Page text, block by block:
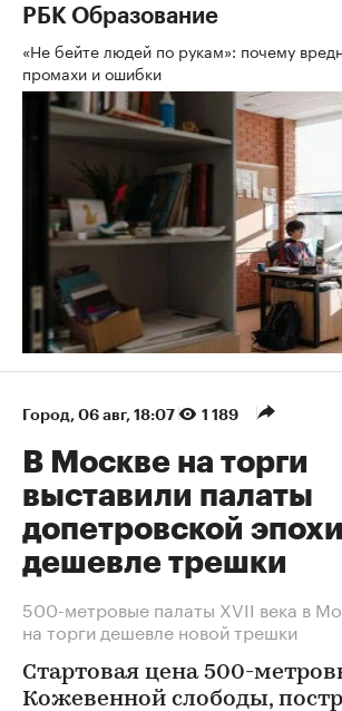
РБК Образование
«Не бейте людей по рукам»: почему
промахи и ошибки
Город⁠, 06 авг, 18:07 1 189
В Москве на торги
выставили палаты
допетровской эпохи
дешевле трешки
500-метровые палаты XVII века в
на торги дешевле новой трешки
Стартовая цена 500-
Кожевенной слободы,